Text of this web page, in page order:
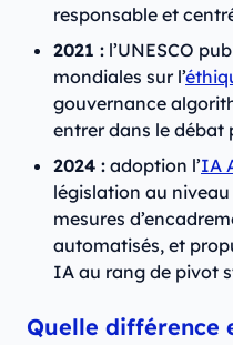
responsable et
2021 : l’UNESCO
mondiales sur l’
gouvernance
entrer dans le débat
2024 : adoption l’IA
législation au
mesures
automatisés, et
IA au rang de pivot
Quelle différence